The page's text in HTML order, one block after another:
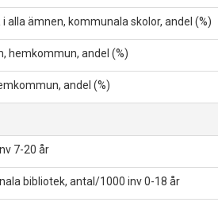
alla ämnen, kommunala skolor, andel (%)
hemkommun, andel (%)
andel (%)
7-20 år
bibliotek, antal/1000 inv 0-18 år